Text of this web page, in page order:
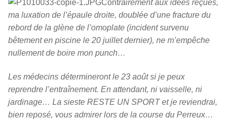
Contrairement aux idées reçues,
ma luxation de l’épaule droite, doublée d’une fracture du
rebord de la glène de l’omoplate (incident survenu
bêtement en piscine le 20 juillet dernier), ne m’empêche
nullement de boire mon punch…
Les médecins détermineront le 23 août si je peux
reprendre l’entraînement. En attendant, ni vaisselle, ni
jardinage… La sieste RESTE UN SPORT et je reviendrai,
bien reposé, vous admirer lors de la course du Perreux…